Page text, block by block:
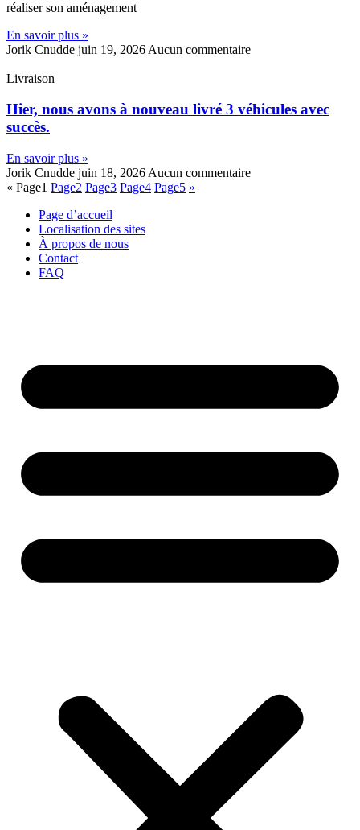
réaliser son aménagement
En savoir plus »
Jorik Cnudde juin 19, 2026 Aucun commentaire
Livraison
Hier, nous avons à nouveau livré 3 véhicules avec
succès.
En savoir plus »
Jorik Cnudde juin 18, 2026 Aucun commentaire
« Page1 Page2 Page3 Page4 Page5 »
Page d’accueil
Localisation des sites
À propos de nous
Contact
FAQ